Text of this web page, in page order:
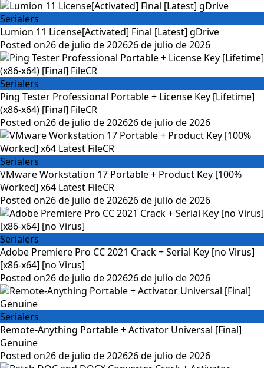
Serialers
Lumion 11 License[Activated] Final [Latest] gDrive
Posted on26 de julio de 202626 de julio de 2026
Serialers
Ping Tester Professional Portable + License Key [Lifetime]
(x86-x64) [Final] FileCR
Posted on26 de julio de 202626 de julio de 2026
Serialers
VMware Workstation 17 Portable + Product Key [100%
Worked] x64 Latest FileCR
Posted on26 de julio de 202626 de julio de 2026
Serialers
Adobe Premiere Pro CC 2021 Crack + Serial Key [no Virus]
[x86-x64] [no Virus]
Posted on26 de julio de 202626 de julio de 2026
Serialers
Remote-Anything Portable + Activator Universal [Final]
Genuine
Posted on26 de julio de 202626 de julio de 2026